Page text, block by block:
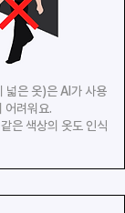
넓은 옷)은 AI가 사용
어려워요.
은 색상의 옷도 인식